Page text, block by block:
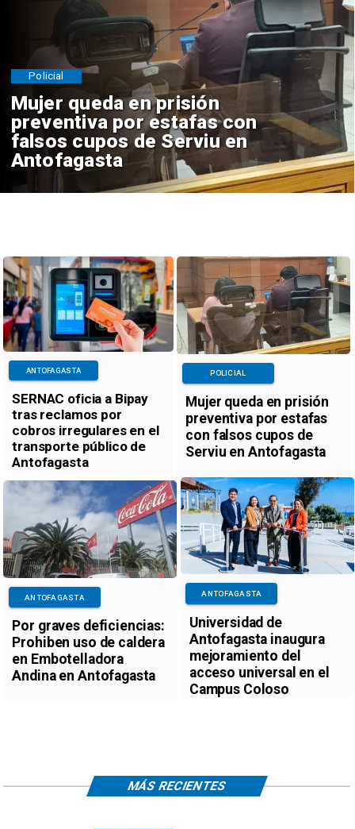
Mujer queda en prisión
preventiva por estafas con
falsos cupos de Serviu en
Antofagasta
Policial
SERNAC oficia a Bipay
tras reclamos por
cobros irregulares en el
transporte público de
Antofagasta
ANTOFAGASTA
Mujer queda en prisión
preventiva por estafas
con falsos cupos de
Serviu en Antofagasta
POLICIAL
Por graves deficiencias:
Prohiben uso de caldera
en Embotelladora
Andina en Antofagasta
ANTOFAGASTA
Universidad de
Antofagasta inaugura
mejoramiento del
acceso universal en el
Campus Coloso
ANTOFAGASTA
MÁS RECIENTES